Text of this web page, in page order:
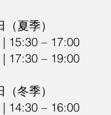
夏季）
15:30 – 17:00
17:30 – 19:00
冬季）
14:30 – 16:00